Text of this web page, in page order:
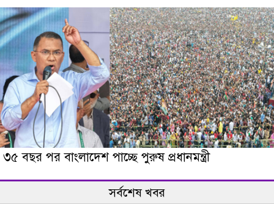
৩৫ বছর পর বাংলাদেশ পাচ্ছে পুরুষ প্রধানমন্ত্রী
সর্বশেষ খবর